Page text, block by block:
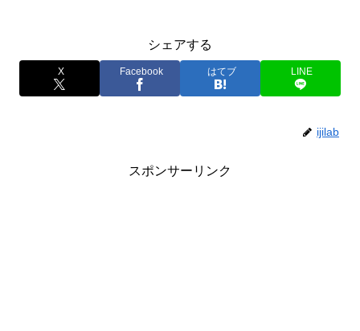
シェアする
X Facebook はてブ LINE
ijilab
スポンサーリンク